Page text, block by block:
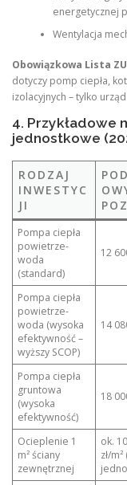
energetycznej
Wentylacja
Obowiązkowa Lista
dotyczy pomp ciepła,
izolacyjnych – tylko
4. Przykładowe
jednostkowe
RODZAJ
INWESTYC
JI
Pompa ciepła
powietrze-
woda
(standard)
12
Pompa ciepła
powietrze-
woda (wysoka
efektywność –
wyższy SCOP)
14
Pompa ciepła
gruntowa
(wysoka
efektywność)
18
Ocieplenie 1
m² ściany
zewnętrznej
ok.
zł/